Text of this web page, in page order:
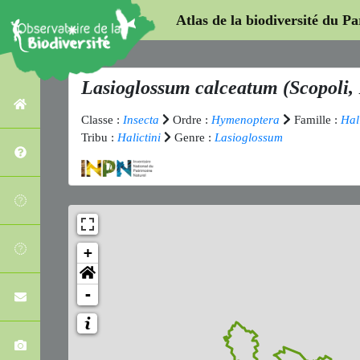
Atlas de la biodiversité du
Lasioglossum calceatum (Scopoli,
Classe : Insecta Ordre : Hymenoptera Famille :
Tribu : Halictini Genre : Lasioglossum
+
-